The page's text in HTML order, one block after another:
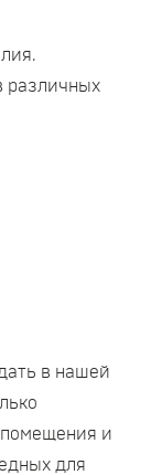
различных
в нашей
и
для